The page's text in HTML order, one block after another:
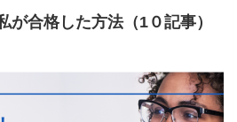
合格した方法（1０記事）